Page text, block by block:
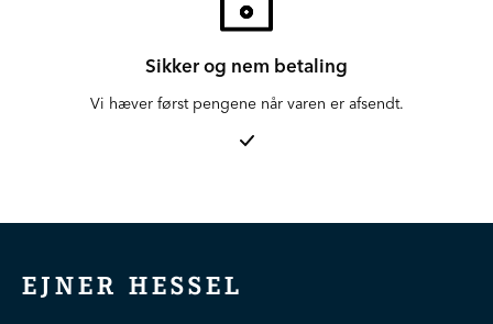
Sikker og nem betaling
Vi hæver først pengene når varen er afsendt.
EJNER HESSEL